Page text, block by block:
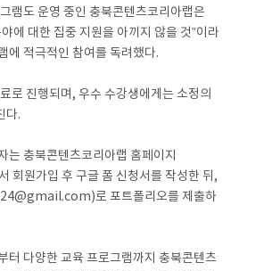
램도 운영 중인 충북콘텐츠코리아랩은
에 대한 집중 지원을 아끼지 않을 것”이라
에 적극적인 참여를 독려했다.
로 진행되며, 우수 수강생에게는 소정의
다.
는 충북콘텐츠코리아랩 홈페이지
원가입 후 구글 폼 신청서를 작성한 뒤,
로 포트폴리오를 제출하
터 다양한 교육 프로그램까지 충북콘텐츠